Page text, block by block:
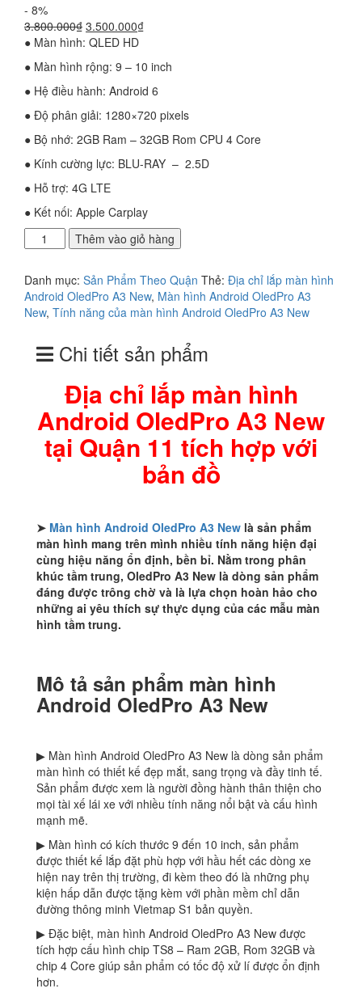
- 8%
3.800.000₫ Giá
gốc
3.800.000₫.
3.500.000₫Giá
là:
3.500.000₫.
● Màn hình: QLED HD
● Màn hình rộng: 9 – 10 inch
● Hệ điều hành: Android 6
● Độ phân giải: 1280×720 pixels
● Bộ nhớ: 2GB Ram – 32GB Rom CPU 4 Core
● Kính cường lực: BLU-RAY – 2.5D
● Hỗ trợ: 4G LTE
● Kết nối: Apple Carplay
chỉ
màn
hình
Android
A3
New
tích
hợp
lượng
Thêm vào giỏ hàng
Danh mục: Sản Phẩm Theo Quận Thẻ: Địa chỉ lắp màn hình
Android OledPro A3 New, Màn hình Android OledPro A3
New, Tính năng của màn hình Android OledPro A3 New
Chi tiết sản phẩm
Địa chỉ lắp màn hình
Android OledPro A3 New
tại Quận 11 tích hợp với
bản đồ
➤ Màn hình Android OledPro A3 New là sản phẩm
màn hình mang trên mình nhiều tính năng hiện đại
cùng hiệu năng ổn định, bền bỉ. Nằm trong phân
khúc tầm trung, OledPro A3 New là dòng sản phẩm
đáng được trông chờ và là lựa chọn hoàn hảo cho
những ai yêu thích sự thực dụng của các mẫu màn
hình tầm trung.
Mô tả sản phẩm màn hình
Android OledPro A3 New
▶ Màn hình Android OledPro A3 New là dòng sản phẩm
màn hình có thiết kế đẹp mắt, sang trọng và đầy tinh tế.
Sản phẩm được xem là người đồng hành thân thiện cho
mọi tài xế lái xe với nhiều tính năng nổi bật và cấu hình
mạnh mẽ.
▶ Màn hình có kích thước 9 đến 10 inch, sản phẩm
được thiết kế lắp đặt phù hợp với hầu hết các dòng xe
hiện nay trên thị trường, đi kèm theo đó là những phụ
kiện hấp dẫn được tặng kèm với phần mềm chỉ dẫn
đường thông minh Vietmap S1 bản quyền.
▶ Đặc biệt, màn hình Android OledPro A3 New được
tích hợp cấu hình chip TS8 – Ram 2GB, Rom 32GB và
chip 4 Core giúp sản phẩm có tốc độ xử lí được ổn định
hơn.